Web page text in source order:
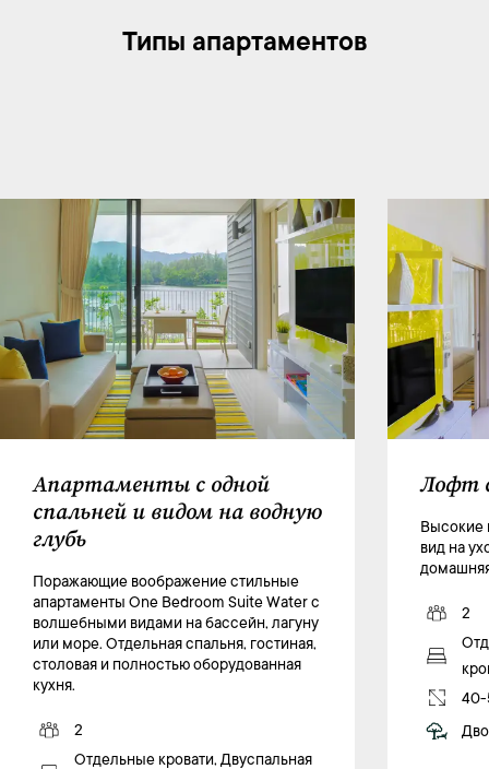
Типы апартаментов
Апартаменты с одной
спальней и видом на водную
глубь
Поражающие воображение стильные
апартаменты One Bedroom Suite Water с
волшебными видами на бассейн, лагуну
или море. Отдельная спальня, гостиная,
столовая и полностью оборудованная
кухня.
2
Отдельные кровати, Двуспальная
Лофт
Высокие
вид на
2
40-